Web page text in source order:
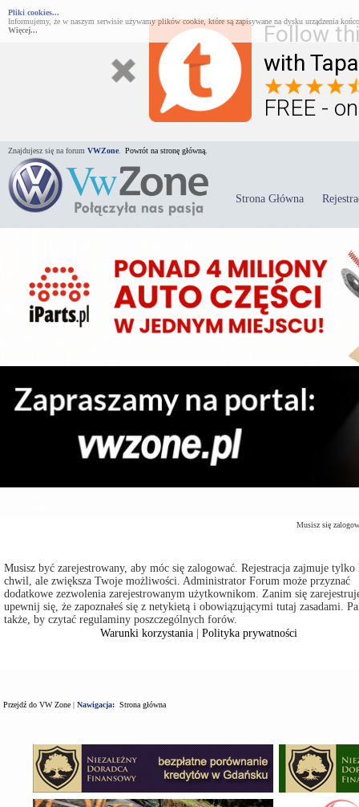
Follow
with
FREE -
Pliki cookies...
Informujemy, że w naszym serwisie używamy plików cookie, które są zapisywane na dysku urządzenia
Więcej...
Znajdujesz się na forum VWZone Powrót na stronę główną.
Strona Główna
Musisz się
Musisz być zarejestrowany, aby móc się zalogować. Rejestracja zajmuje
chwil, ale zwiększa Twoje możliwości. Administrator Forum może przyznać
dodatkowe zezwolenia zarejestrowanym użytkownikom. Zanim się
upewnij się, że zapoznałeś się z netykietą i obowiązującymi tutaj zasadami.
także, by czytać regulaminy poszczególnych forów.
Warunki korzystania |Polityka prywatności
Przejdź do VW Zone | Nawigacja: Strona główna